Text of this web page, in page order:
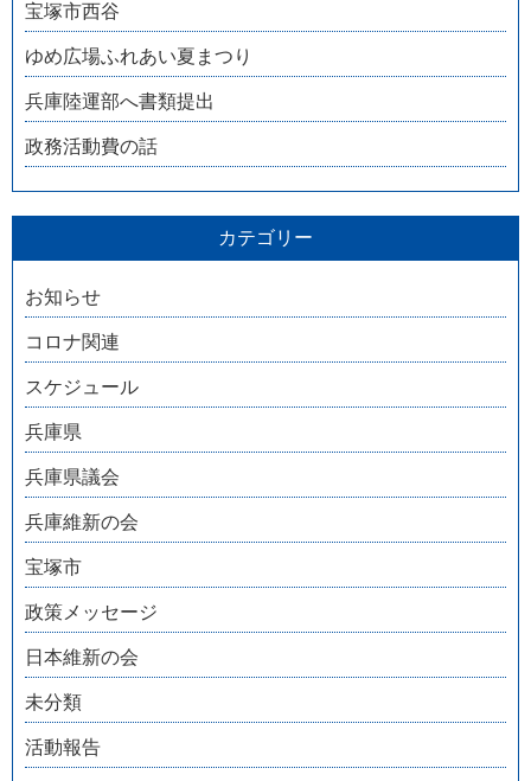
宝塚市西谷
ゆめ広場ふれあい夏まつり
兵庫陸運部へ書類提出
政務活動費の話
カテゴリー
お知らせ
コロナ関連
スケジュール
兵庫県
兵庫県議会
兵庫維新の会
宝塚市
政策メッセージ
日本維新の会
未分類
活動報告